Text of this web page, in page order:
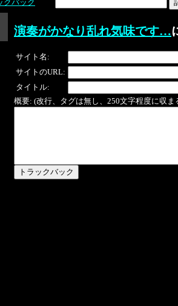
クバック
演奏がかなり乱れ気味です…
サイト名:
サイトのURL:
タイトル:
概要: (改行、タグは無し、250文字程度に収